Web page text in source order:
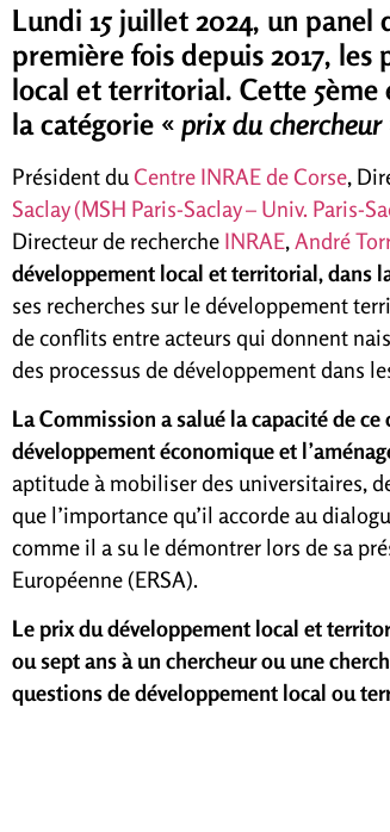
Lundi 15 juillet 2024, un
première fois depuis 2017,
local et territorial. Cette 5ème
la catégorie « prix du chercheur
Président duCentre INRAE de Corse,
Saclay (MSH Paris-Saclay – Univ. Paris-
Directeur de recherche INRAE,André
développement local et territorial, dans
ses recherches sur le développement
de conflits entre acteurs qui donnent
des processus de développement dans
La Commission a salué la capacité de
développement économique et
aptitude à mobiliser des universitaires,
que l’importance qu’il accorde au
comme il a su le démontrer lors de sa
Européenne (ERSA).
Le prix du développement local et
ou sept ans à un chercheur ou une
questions de développement local ou